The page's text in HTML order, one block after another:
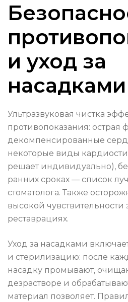
и уход за
насадками
Ультразвуковая чистка
противопоказания: острая
декомпенсированные
некоторые виды
решает индивидуально),
ранних сроках — список
стоматолога. Также
высокой чувствительности
реставрациях.
Уход за насадками
и стерилизацию: после
насадку промывают,
дезрастворе и
материал позволяет.